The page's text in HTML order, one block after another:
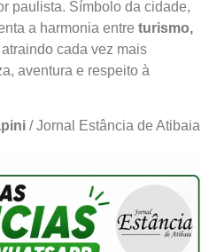
paulista. Símbolo da cidade,
a harmonia entre turismo,
atraindo cada vez mais
aventura e respeito à
/ Jornal Estância de Atibaia